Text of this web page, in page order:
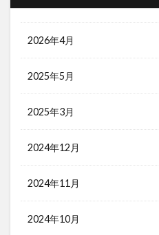
2026年4月
2025年5月
2025年3月
2024年12月
2024年11月
2024年10月